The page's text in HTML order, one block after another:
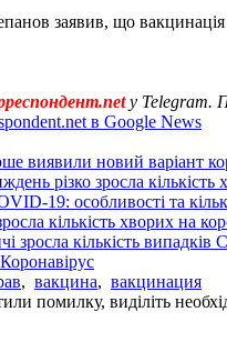
заявив, що
у Telegram.
в Google News
виявили новий варіант
різко зросла
19: особливості та
кількість хворих на
зросла кількість
Коронавірус
, вакцина, вакцинация
помилку, виділіть